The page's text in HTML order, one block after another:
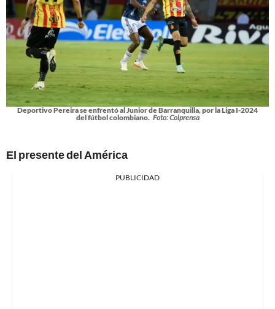
Deportivo Pereira se enfrentó al Junior de Barranquilla, por la Liga I-2024
del fútbol colombiano. Foto: Colprensa
El presente del América
PUBLICIDAD